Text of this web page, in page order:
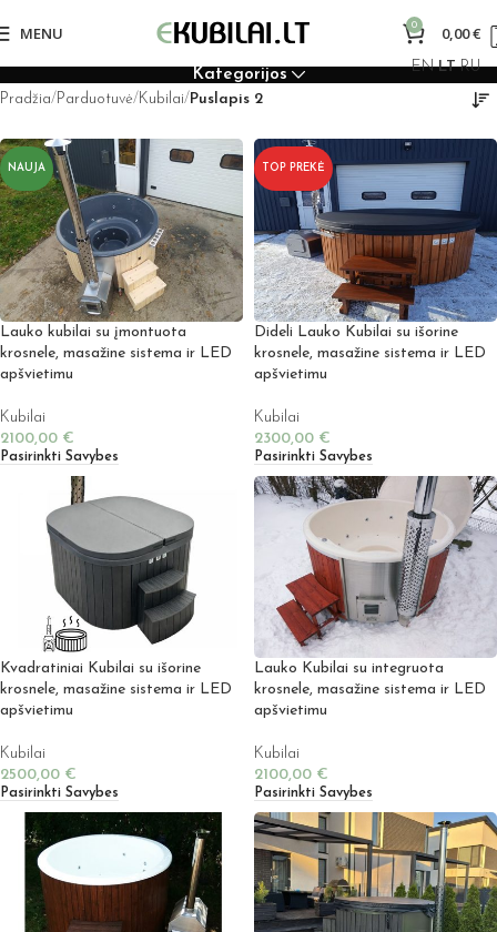
MENU 0 0,00€
Kategorijos
Pradžia Parduotuvė Kubilai Puslapis 2
NAUJA
Lauko kubilai su įmontuota
krosnele, masažine sistema ir LED
apšvietimu
Kubilai
2100,00 €
Pasirinkti Savybes
TOP PREKĖ
Dideli Lauko Kubilai su išorine
krosnele, masažine sistema ir LED
apšvietimu
Kubilai
2300,00 €
Pasirinkti Savybes
Kvadratiniai Kubilai su išorine
krosnele, masažine sistema ir LED
apšvietimu
Kubilai
2500,00 €
Pasirinkti Savybes
Lauko Kubilai su integruota
krosnele, masažine sistema ir LED
apšvietimu
Kubilai
2100,00 €
Pasirinkti Savybes
EN LT RU